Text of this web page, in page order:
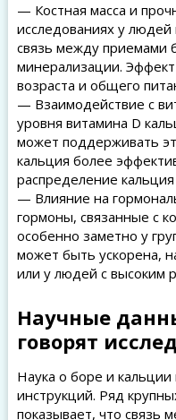
— Костная масса и
исследованиях у
связь между приемами
минерализации.
возраста и общего
— Взаимодействие с
уровня витамина D
может поддерживать
кальция более
распределение кальция
— Влияние на
гормоны, связанные с
особенно заметно у
может быть ускорена,
или у людей с высоким
Научные
говорят
Наука о боре и
инструкций. Ряд
показывает, что связь